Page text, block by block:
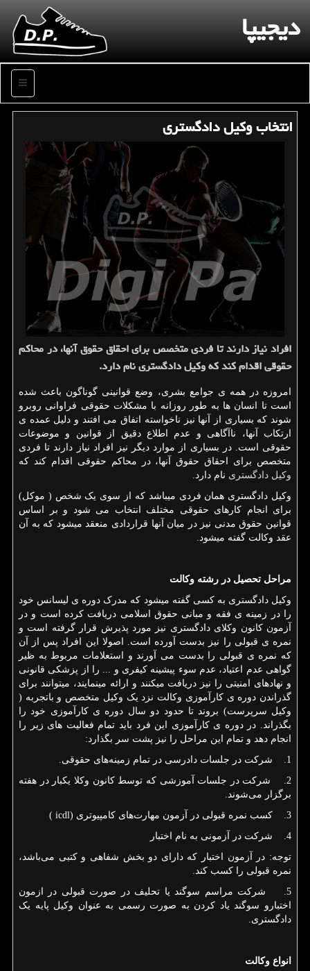
دیجیپا
منو
انتخاب وكیل دادگستری
افراد نیاز دارند تا فردی متخصص برای احقاق حقوق آنها، در محاكم
حقوقی اقدام كند كه وكیل دادگستری نام دارد.
امروزه در همه ی جوامع بشری، وضع قوانینی گوناگون باعث شده
است تا انسان ها به طور روزانه با مشکلات حقوقی فراوانی روبرو
شوند که بسیاری از آنها نیز ناخواسته اتفاق می افتند و دلیل عمده ی
ارتکاب آنها، ناآگاهی و عدم اطلاع دقیق از قوانین و موضوعات
حقوقی است. در بسیاری از موارد دیگر نیز افراد نیاز دارند تا فردی
متخصص برای احقاق حقوق آنها، در محاکم حقوقی اقدام کند که
وکیل دادگستری نام دارد.
وکیل دادگستری همان فردی میباشد که از سوی یک شخص ( موکل)
برای انجام کارهای حقوقی مختلف انتخاب می شود و بر اساس
قوانین حقوق مدنی نیز در میان آنها قراردادی منعقد میشود که به آن
عقد وکالت گفته میشود.
مراحل تحصیل در رشته وکالت
وکیل دادگستری به کسی گفته میشود که مدرک دوره ی لیسانس خود
را در زمینه ی فقه و مبانی حقوق اسلامی دریافت کرده است و در
آزمون کانون وکلای دادگستری نیز مورد پذیرش قرار گرفته است و
نمره ی قبولی را نیز بدست آورده است. اصولا این افراد پس از آن
که نمره ی قبولی را بدست می آورند و استعلامات مربوط به ظیر
گواهی عدم اعتیاد، عدم سوء پیشینه کیفری و ... را از پزشکی قانونی
و نهاد‌های امنیتی را نیز دریافت میکنند و ارائه مینمایند، میتوانند برای
گذراندن دوره ی کارآموزی وکالت نزد یک وکیل متخصص و باتجربه (
وکیل سرپرست) بروند تا حدود دو سال دوره ی کارآموزی خود را
بگذراند. در دوره ی کارآموزی این فرد باید تمام فعالیت های زیر را
انجام دهد و تمام این مراحل را نیز پشت سر بگذارد:
1. شرکت در جلسات دادرسی در تمام زمینه‌های حقوقی.
2. شرکت در جلسات آموزشی که توسط کانون وکلا یکبار در هفته
برگزار می‌شوند.
3. کسب نمره قبولی در آزمون مهارت‌های کامپیوتری (
icdl
)
4. شرکت در آزمونی به نام اختبار
توجه: در آزمون اختبار که دارای دو بخش شفاهی و کتبی می‌باشد،
نمره قبولی را کسب کند.
5. شرکت مراسم سوگند یا تحلیف در صورت قبولی در ازمون
اختبارو سوگند یاد کردن به صورت رسمی به عنوان وکیل پایه یک
دادگستری.
انواع وکالت